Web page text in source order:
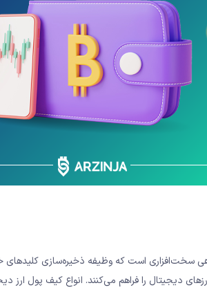
سخت‌افزاری است که وظیفه ذخیره‌سازی
دیجیتال را فراهم می‌کنند. انواع کیف پول